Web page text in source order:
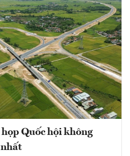
Quốc hội không